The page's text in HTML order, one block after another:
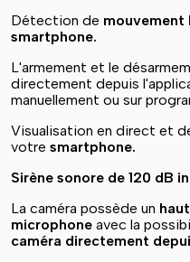
Détection de mouvement
smartphone.
L'armement et le
directement depuis
manuellement ou sur
Visualisation en direct et
votre smartphone.
Sirène sonore de 120 dB
La caméra possède un
microphone avec la
caméra directement